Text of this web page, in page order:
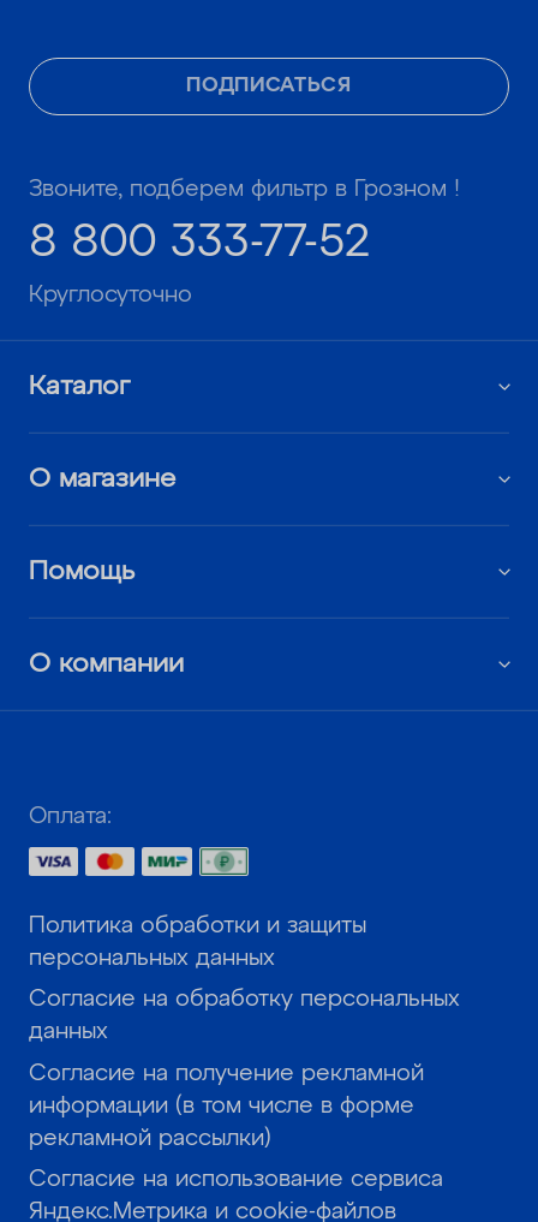
ПОДПИСАТЬСЯ
Звоните, подберем фильтр в Грозном !
8 800 333-77-52
Круглосуточно
Каталог
О магазине
Помощь
О компании
Оплата:
Политика обработки и защиты
персональных данных
Согласие на обработку персональных
данных
Согласие на получение рекламной
информации (в том числе в форме
рекламной рассылки)
Согласие на использование сервиса
Яндекс.Метрика и cookie-файлов